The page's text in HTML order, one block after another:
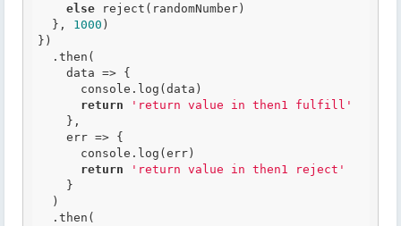
else reject(randomNumber)
  },
1000 )
})
return
'return value in then1 fulfill'
return
'return value in then1 reject'